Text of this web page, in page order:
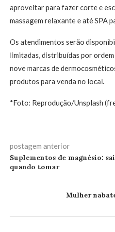
aproveitar para fazer corte e
massagem relaxante e até SPA
Os atendimentos serão
limitadas, distribuídas por ordem
nove marcas de
produtos para venda no local.
*Foto: Reprodução/Unsplash
postagem anterior
Suplementos de magnésio:
quando tomar
Mulher